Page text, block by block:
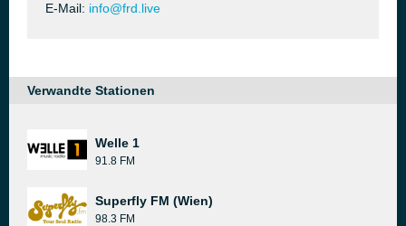
E-Mail: info@frd.live
Verwandte Stationen
Welle 1
91.8 FM
Superfly FM (Wien)
98.3 FM